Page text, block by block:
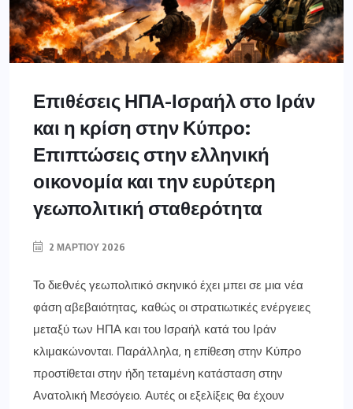
Επιθέσεις ΗΠΑ-Ισραήλ στο Ιράν
και η κρίση στην Κύπρο:
Επιπτώσεις στην ελληνική
οικονομία και την ευρύτερη
γεωπολιτική σταθερότητα
2 ΜΑΡΤΊΟΥ 2026
Το διεθνές γεωπολιτικό σκηνικό έχει μπει σε μια νέα
φάση αβεβαιότητας, καθώς οι στρατιωτικές ενέργειες
μεταξύ των ΗΠΑ και του Ισραήλ κατά του Ιράν
κλιμακώνονται. Παράλληλα, η επίθεση στην Κύπρο
προστίθεται στην ήδη τεταμένη κατάσταση στην
Ανατολική Μεσόγειο. Αυτές οι εξελίξεις θα έχουν